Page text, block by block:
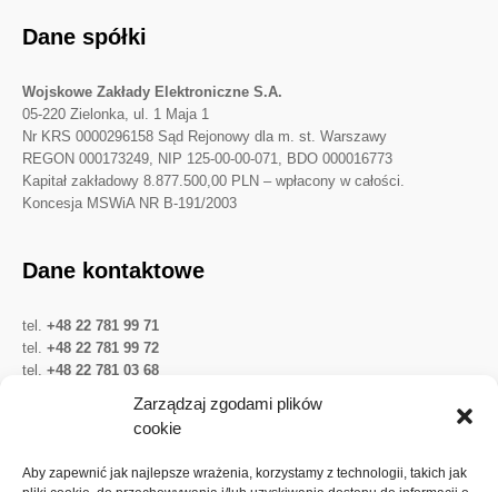
Zarządzaj zgodami plików
cookie
Aby zapewnić jak najlepsze wrażenia, korzystamy z technologii, takich jak
Dane spółki
Wojskowe Zakłady Elektroniczne S.A.
05-220 Zielonka, ul. 1 Maja 1
Nr KRS 0000296158 Sąd Rejonowy dla m. st. Warszawy
REGON 000173249, NIP 125-00-00-071, BDO 000016773
Kapitał zakładowy 8.877.500,00 PLN – wpłacony w całości.
Koncesja MSWiA NR B-191/2003
Dane kontaktowe
tel. +48 22 781 99 71
tel. +48 22 781 99 72
tel. +48 22 781 03 68
LinkedIn
YouTube
Ważne linki